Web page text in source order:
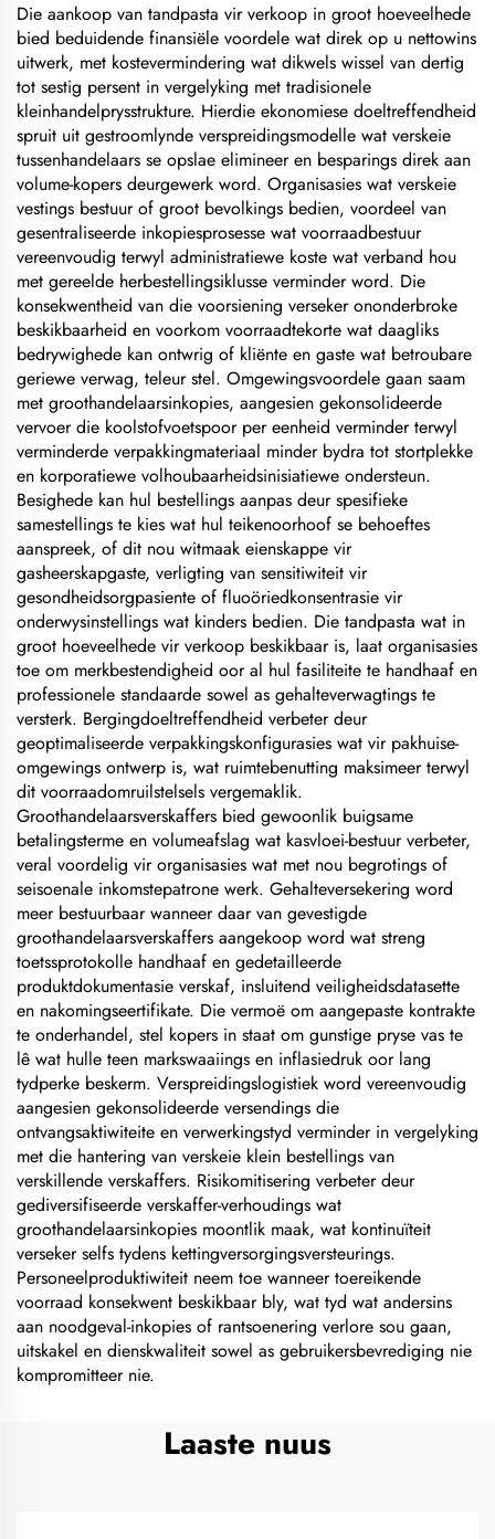
Die aankoop van tandpasta vir verkoop in groot hoeveelhede
bied beduidende finansiële voordele wat direk op u nettowins
uitwerk, met kostevermindering wat dikwels wissel van dertig
tot sestig persent in vergelyking met tradisionele
kleinhandelprysstrukture. Hierdie ekonomiese doeltreffendheid
spruit uit gestroomlynde verspreidingsmodelle wat verskeie
tussenhandelaars se opslae elimineer en besparings direk aan
volume-kopers deurgewerk word. Organisasies wat verskeie
vestings bestuur of groot bevolkings bedien, voordeel van
gesentraliseerde inkopiesprosesse wat voorraadbestuur
vereenvoudig terwyl administratiewe koste wat verband hou
met gereelde herbestellingsiklusse verminder word. Die
konsekwentheid van die voorsiening verseker ononderbroke
beskikbaarheid en voorkom voorraadtekorte wat daagliks
bedrywighede kan ontwrig of kliënte en gaste wat betroubare
geriewe verwag, teleur stel. Omgewingsvoordele gaan saam
met groothandelaarsinkopies, aangesien gekonsolideerde
vervoer die koolstofvoetspoor per eenheid verminder terwyl
verminderde verpakkingmateriaal minder bydra tot stortplekke
en korporatiewe volhoubaarheidsinisiatiewe ondersteun.
Besighede kan hul bestellings aanpas deur spesifieke
samestellings te kies wat hul teikenoorhoof se behoeftes
aanspreek, of dit nou witmaak eienskappe vir
gasheerskapgaste, verligting van sensitiwiteit vir
gesondheidsorgpasiente of fluoöriedkonsentrasie vir
onderwysinstellings wat kinders bedien. Die tandpasta wat in
groot hoeveelhede vir verkoop beskikbaar is, laat organisasies
toe om merkbestendigheid oor al hul fasiliteite te handhaaf en
professionele standaarde sowel as gehalteverwagtings te
versterk. Bergingdoeltreffendheid verbeter deur
geoptimaliseerde verpakkingskonfigurasies wat vir pakhuise-
omgewings ontwerp is, wat ruimtebenutting maksimeer terwyl
dit voorraadomruilstelsels vergemaklik.
Groothandelaarsverskaffers bied gewoonlik buigsame
betalingsterme en volumeafslag wat kasvloei-bestuur verbeter,
veral voordelig vir organisasies wat met nou begrotings of
seisoenale inkomstepatrone werk. Gehalteversekering word
meer bestuurbaar wanneer daar van gevestigde
groothandelaarsverskaffers aangekoop word wat streng
toetssprotokolle handhaaf en gedetailleerde
produktdokumentasie verskaf, insluitend veiligheidsdatasette
en nakomingseertifikate. Die vermoë om aangepaste kontrakte
te onderhandel, stel kopers in staat om gunstige pryse vas te
lê wat hulle teen markswaaiings en inflasiedruk oor lang
tydperke beskerm. Verspreidingslogistiek word vereenvoudig
aangesien gekonsolideerde versendings die
ontvangsaktiwiteite en verwerkingstyd verminder in vergelyking
met die hantering van verskeie klein bestellings van
verskillende verskaffers. Risikomitisering verbeter deur
gediversifiseerde verskaffer-verhoudings wat
groothandelaarsinkopies moontlik maak, wat kontinuïteit
verseker selfs tydens kettingversorgingsversteurings.
Personeelproduktiwiteit neem toe wanneer toereikende
voorraad konsekwent beskikbaar bly, wat tyd wat andersins
aan noodgeval-inkopies of rantsoenering verlore sou gaan,
uitskakel en dienskwaliteit sowel as gebruikersbevrediging nie
kompromitteer nie.
Laaste nuus